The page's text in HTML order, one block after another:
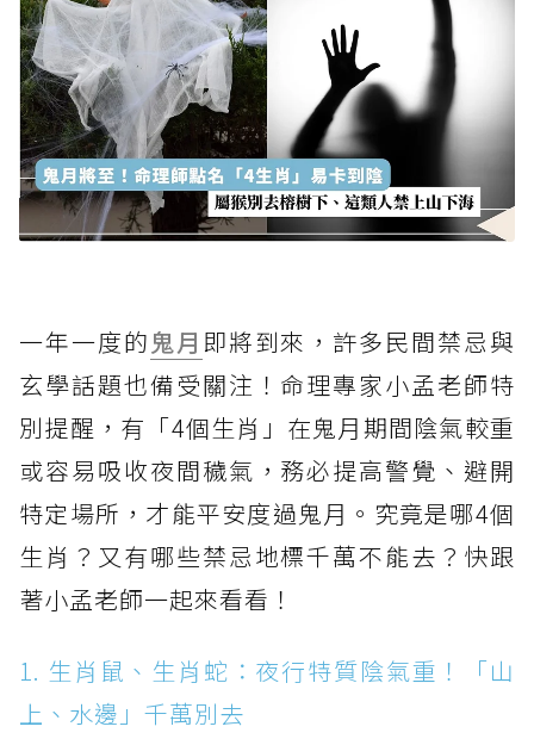
一年一度的鬼月 即將到來，許多民間禁忌與
玄學話題也備受關注！命理專家小孟老師特
別提醒，有「4個生肖」在鬼月期間陰氣較重
或容易吸收夜間穢氣，務必提高警覺、避開
特定場所，才能平安度過鬼月。究竟是哪4個
生肖？又有哪些禁忌地標千萬不能去？快跟
著小孟老師一起來看看！
1. 生肖鼠、生肖蛇：夜行特質陰氣重！「山
上、水邊」千萬別去